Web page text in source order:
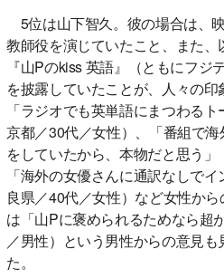
5位は山下智久。彼の場合は、
教師役を演じていたこと、また、
『山Pのkiss 英語』（ともにフ
を披露していたことが、人々の印
「ラジオでも英単語にまつわる
京都／30代／女性）、「番組で
をしていたから、本物だと思う」
「海外の女優さんに通訳なしで
良県／40代／女性）など女性か
は「山Pに褒められるためなら超
／男性）という男性からの意見
た。